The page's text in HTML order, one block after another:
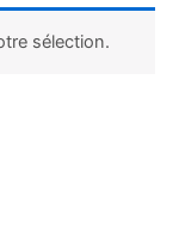
sélection.